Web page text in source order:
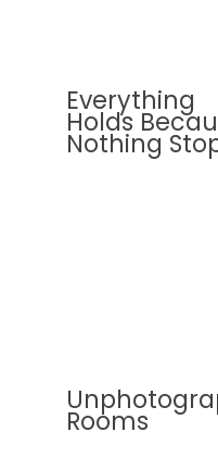
Everything
Holds
Nothing
Rooms